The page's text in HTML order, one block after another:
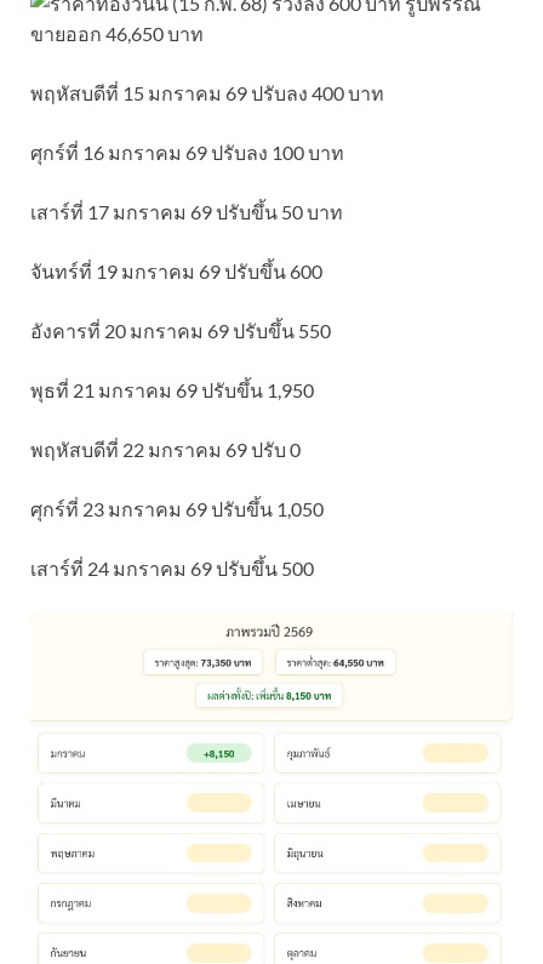
พฤหัสบดีที่ 15 มกราคม 69 ปรับลง 400 บาท
ศุกร์ที่ 16 มกราคม 69 ปรับลง 100 บาท
เสาร์ที่ 17 มกราคม 69 ปรับขึ้น 50 บาท
จันทร์ที่ 19 มกราคม 69 ปรับขึ้น 600
อังคารที่ 20 มกราคม 69 ปรับขึ้น 550
พุธที่ 21 มกราคม 69 ปรับขึ้น 1,950
พฤหัสบดีที่ 22 มกราคม 69 ปรับ 0
ศุกร์ที่ 23 มกราคม 69 ปรับขึ้น 1,050
เสาร์ที่ 24 มกราคม 69 ปรับขึ้น 500